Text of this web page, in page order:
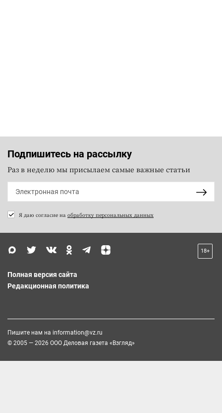
Подпишитесь на рассылку
Раз в неделю мы присылаем самые важные статьи
Я даю согласие на обработку персональных данных
18+
Полная версия сайта
Редакционная политика
Пишите нам на information@vz.ru
© 2005 — 2026 ООО Деловая газета «Взгляд»